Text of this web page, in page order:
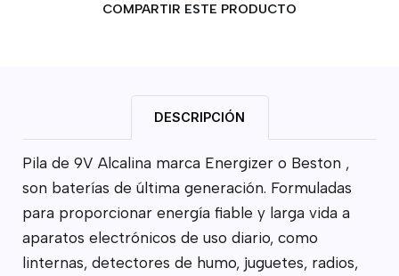
COMPARTIR ESTE PRODUCTO
DESCRIPCIÓN
Pila de 9V Alcalina marca Energizer o Beston ,
son baterías de última generación. Formuladas
para proporcionar energía fiable y larga vida a
aparatos electrónicos de uso diario, como
linternas, detectores de humo, juguetes, radios,